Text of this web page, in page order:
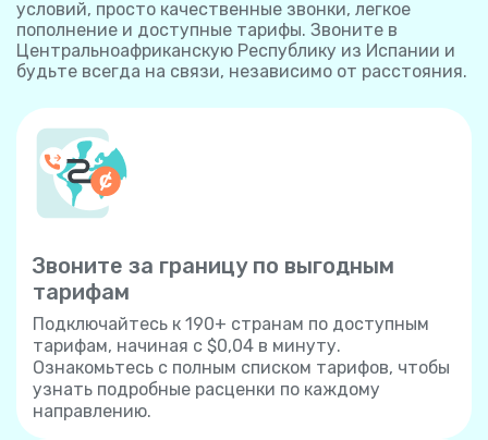
условий, просто качественные звонки, легкое
пополнение и доступные тарифы. Звоните в
Центральноафриканскую Республику из Испании и
будьте всегда на связи, независимо от расстояния.
Звоните за границу по выгодным
тарифам
Подключайтесь к 190+ странам по доступным
тарифам, начиная с $0,04 в минуту.
Ознакомьтесь с полным списком тарифов, чтобы
узнать подробные расценки по каждому
направлению.